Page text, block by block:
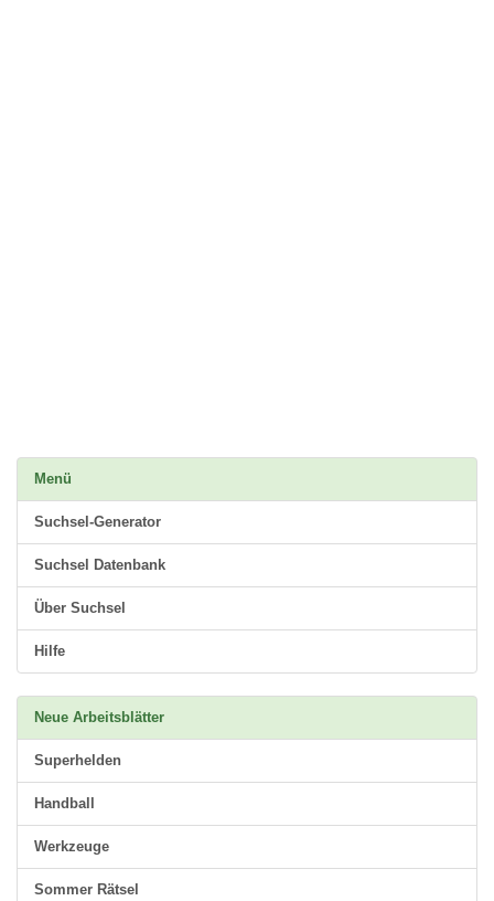
Menü
Suchsel-Generator
Suchsel Datenbank
Über Suchsel
Hilfe
Neue Arbeitsblätter
Superhelden
Handball
Werkzeuge
Sommer Rätsel